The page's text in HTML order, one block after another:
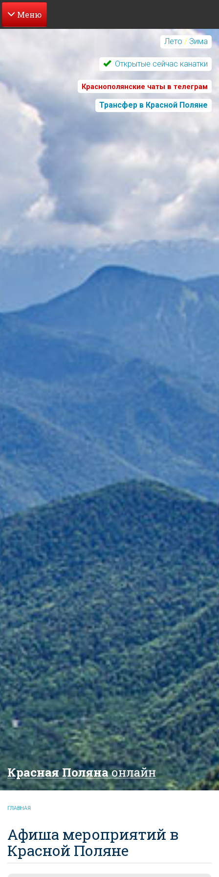
Перейти
содержанию
Лето / Зима
Открытые сейчас канатки
Краснополянские чаты в телеграм
Трансфер в Красной Поляне
Красная Полянаонлайн
ГЛАВНАЯ
Афиша мероприятий в
Красной Поляне